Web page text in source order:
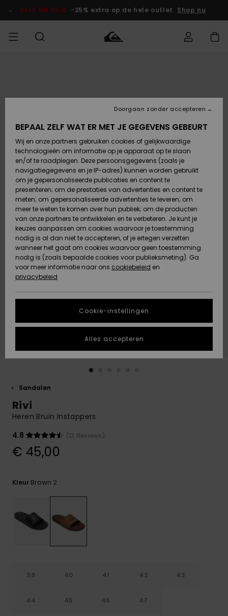
Productinformatie
SALE ON SALE -25% extra op de hele outlet Shop nu
Accessoires
Schoenen &
Slippers
Surf /
Water
Snow
Nieuw
Highlights
JONGENS
Accessoires
Schoenen &
Slippers
Surf /
Water
Sneeuw
Nieuw
Highlights
DAMES
Highlights
Snow
SURF
Surf Shop
Highlights
Community
SNOW
Snow Shop
Dames
Snow Shop
Highlights
Gemeenschap
SALE ON
SALE
Kinderen
VROUW
OUTLET
Regio- En
Taalinstellingen
Retouren
Betaling
Giftcard
Quiksilver
Freedom
Gegevensbescherming
gesprek om het
snelste
vraag te
krijgen.
Gesprek
de meest
vragen en ons
contactformulier.
DUURZAAMHEID
STORE LOCATOR
VERLANGLIJST
Sandalen
Rivi
Heren Bruin Instappers
4.8
(13 Reviews)
€ 45,00
Kleur Brown 2
39 40 41 42 43
44 45 46 47
BEPAAL ZELF WAT ER MET JE GEGEVENS GEBEURT
Wij en onze partners gebruiken cookies of gelijkwaardige
technologieën om informatie op je apparaat op te slaan
en/of te raadplegen. Deze persoonsgegevens (zoals je
navigatiegegevens en je IP-adres) kunnen worden gebruikt
om je gepersonaliseerde publicaties en content te
presenteren; om de prestaties van advertenties en content te
meten; om gepersonaliseerde advertenties te leveren; om
meer te weten te komen over hun publiek; om de producten
van onze partners te ontwikkelen en te verbeteren. Je kunt je
keuzes aanpassen om cookies waarvoor je toestemming
nodig is al dan niet te accepteren, of je ertegen verzetten
wanneer het gaat om cookies waarvoor geen toestemming
nodig is (zoals bepaalde cookies voor publieksmeting). Ga
voor meer informatie naar ons cookiebeleid en
privacybeleid
Cookie-instellingen
Doorgaan zonder accepteren
Alles accepteren